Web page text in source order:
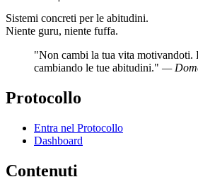
Sistemi concreti per le abitudini.
Niente guru, niente fuffa.
"Non cambi la tua vita motivandoti.
cambiando le tue abitudini." —
Protocollo
Entra nel Protocollo
Dashboard
Contenuti